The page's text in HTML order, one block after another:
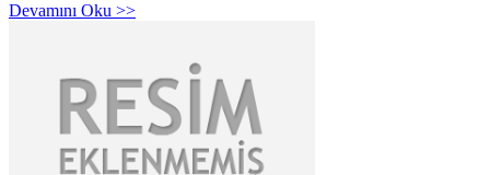
Devamını Oku >>